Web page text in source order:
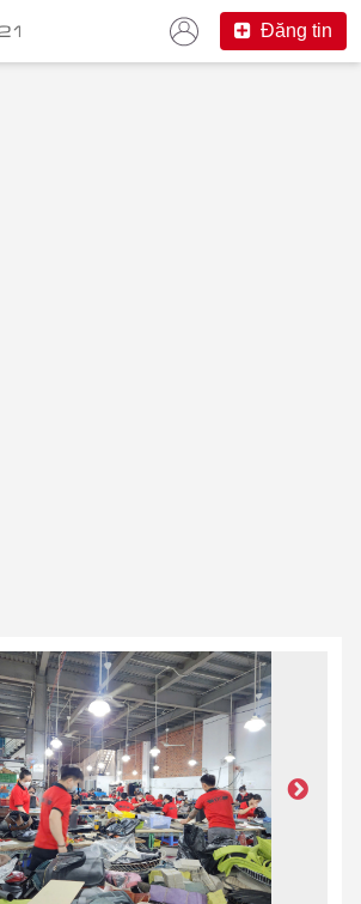
Đăng tin